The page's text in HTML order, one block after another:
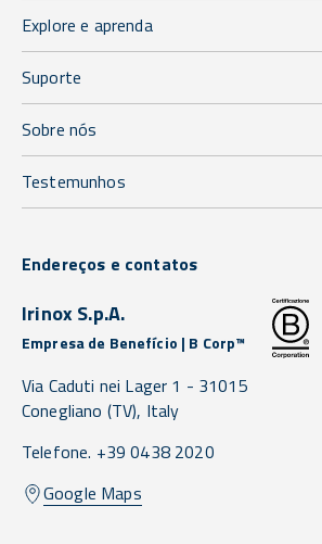
Explore e aprenda
Suporte
Sobre nós
Testemunhos
Endereços e contatos
Irinox S.p.A.
Empresa de Benefício | B Corp™
Via Caduti nei Lager 1 - 31015
Conegliano (TV), Italy
Telefone. +39 0438 2020
Google Maps